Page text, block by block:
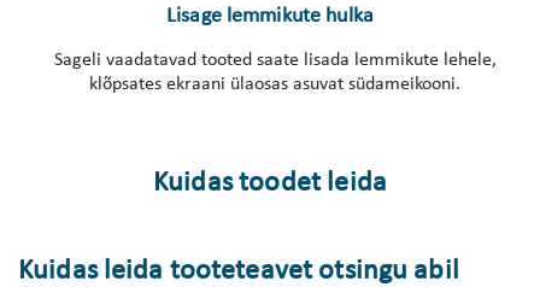
Lisage lemmikute hulka
Sageli vaadatavad tooted saate lisada lemmikute lehele,
klõpsates ekraani ülaosas asuvat südameikooni.
Kuidas toodet leida
Kuidas leida tooteteavet otsingu abil